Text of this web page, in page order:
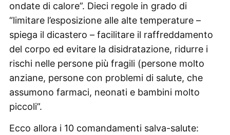
ondate di calore”. Dieci regole in grado di
“limitare l’esposizione alle alte temperature –
spiega il dicastero – facilitare il raffreddamento
del corpo ed evitare la disidratazione, ridurre i
rischi nelle persone più fragili (persone molto
anziane, persone con problemi di salute, che
assumono farmaci, neonati e bambini molto
piccoli”.
Ecco allora i 10 comandamenti salva-salute: